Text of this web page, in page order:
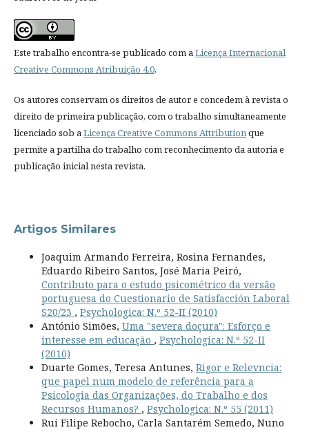
Este trabalho encontra-se publicado com aLicença Internacional
Creative Commons Atribuição 4.0.
Os autores conservam os direitos de autor e concedem à revista o
direito de primeira publicação, com o trabalho simultaneamente
licenciado sob aLicença Creative Commons Attributionque
permite a partilha do trabalho com reconhecimento da autoria e
publicação inicial nesta revista.
Artigos Similares
Joaquim Armando Ferreira, Rosina Fernandes,
Eduardo Ribeiro Santos, José Maria Peiró,
Contributo para o estudo psicométrico da versão
portuguesa do Cuestionario de Satisfacción Laboral
S20/23 , Psychologica: N.º 52-II (2010)
António Simões, Uma "severa doçura": Esforço e
interesse em educação , Psychologica: N.º 52-II
(2010)
Duarte Gomes, Teresa Antunes, Rigor e Relevncia:
que papel num modelo de referência para a
Psicologia das Organizações, do Trabalho e dos
Recursos Humanos? , Psychologica: N.º 55 (2011)
Rui Filipe Rebocho, Carla Santarém Semedo, Nuno